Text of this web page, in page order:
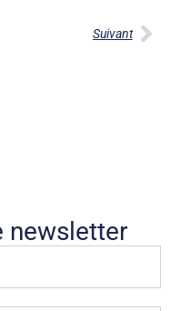
Suivant
newsletter